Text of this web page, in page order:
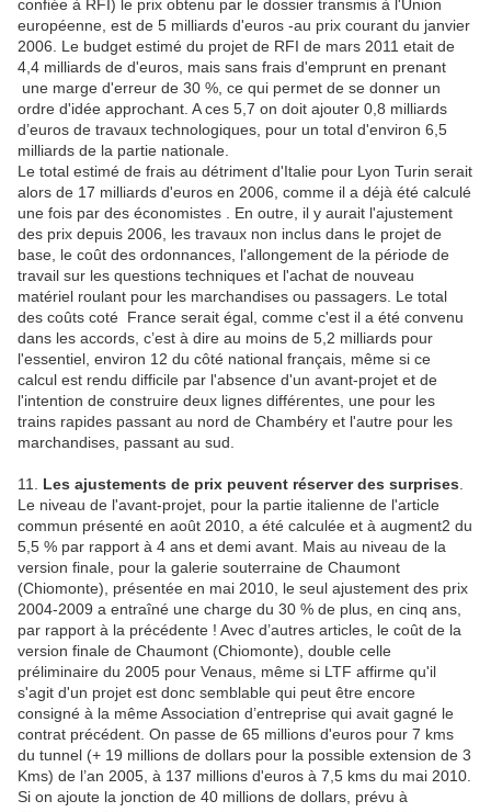
confiée à RFI) le prix obtenu par le dossier transmis à l'Union
européenne, est de 5 milliards d'euros -au prix courant du janvier
2006. Le budget estimé du projet de RFI de mars 2011 etait de
4,4 milliards de d'euros, mais sans frais d'emprunt en prenant
une marge d'erreur de 30 %, ce qui permet de se donner un
ordre d'idée approchant. A ces 5,7 on doit ajouter 0,8 milliards
d’euros de travaux technologiques, pour un total d'environ 6,5
milliards de la partie nationale.
Le total estimé de frais au détriment d'Italie pour Lyon Turin serait
alors de 17 milliards d'euros en 2006, comme il a déjà été calculé
une fois par des économistes . En outre, il y aurait l'ajustement
des prix depuis 2006, les travaux non inclus dans le projet de
base, le coût des ordonnances, l'allongement de la période de
travail sur les questions techniques et l'achat de nouveau
matériel roulant pour les marchandises ou passagers. Le total
des coûts coté France serait égal, comme c'est il a été convenu
dans les accords, c’est à dire au moins de 5,2 milliards pour
l'essentiel, environ 12 du côté national français, même si ce
calcul est rendu difficile par l'absence d'un avant-projet et de
l'intention de construire deux lignes différentes, une pour les
trains rapides passant au nord de Chambéry et l'autre pour les
marchandises, passant au sud.
11. Les ajustements de prix peuvent réserver des surprises
Le niveau de l'avant-projet, pour la partie italienne de l'article
commun présenté en août 2010, a été calculée et à augment2 du
5,5 % par rapport à 4 ans et demi avant. Mais au niveau de la
version finale, pour la galerie souterraine de Chaumont
(Chiomonte), présentée en mai 2010, le seul ajustement des prix
2004-2009 a entraîné une charge du 30 % de plus, en cinq ans,
par rapport à la précédente ! Avec d’autres articles, le coût de la
version finale de Chaumont (Chiomonte), double celle
préliminaire du 2005 pour Venaus, même si LTF affirme qu'il
s'agit d'un projet est donc semblable qui peut être encore
consigné à la même Association d’entreprise qui avait gagné le
contrat précédent. On passe de 65 millions d'euros pour 7 kms
du tunnel (+ 19 millions de dollars pour la possible extension de 3
Kms) de l’an 2005, à 137 millions d'euros à 7,5 kms du mai 2010.
Si on ajoute la jonction de 40 millions de dollars, prévu à